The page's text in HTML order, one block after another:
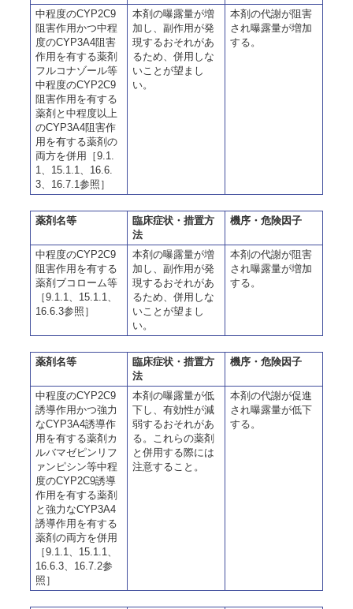
中程度のCYP2C9
阻害作用かつ中程
度のCYP3A4阻害
作用を有する薬剤
フルコナゾール等
中程度のCYP2C9
阻害作用を有する
薬剤と中程度以上
のCYP3A4阻害作
用を有する薬剤の
両方を併用［9.1.
1、15.1.1、16.6.
3、16.7.1参照］
本剤の曝露量が増
加し、副作用が発
現するおそれがあ
るため、併用しな
いことが望まし
い。
本剤の代謝が阻害
され曝露量が増加
する。
薬剤名等
臨床症状・措置方
法
機序・危険因子
中程度のCYP2C9
阻害作用を有する
薬剤ブコローム等
［9.1.1、15.1.1、
16.6.3参照］
本剤の曝露量が増
加し、副作用が発
現するおそれがあ
るため、併用しな
いことが望まし
い。
本剤の代謝が阻害
され曝露量が増加
する。
薬剤名等
臨床症状・措置方
法
機序・危険因子
中程度のCYP2C9
誘導作用かつ強力
なCYP3A4誘導作
用を有する薬剤カ
ルバマゼピンリフ
ァンピシン等中程
度のCYP2C9誘導
作用を有する薬剤
と強力なCYP3A4
誘導作用を有する
薬剤の両方を併用
［9.1.1、15.1.1、
16.6.3、16.7.2参
照］
本剤の曝露量が低
下し、有効性が減
弱するおそれがあ
る。これらの薬剤
と併用する際には
注意すること。
本剤の代謝が促進
され曝露量が低下
する。